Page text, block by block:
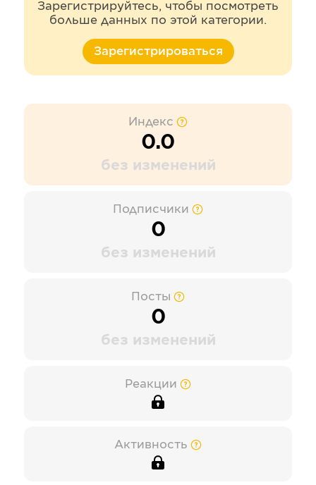
Зарегистрируйтесь, чтобы посмотреть
больше данных по этой категории.
Зарегистрироваться
Индекс
0.0
без изменений
Подписчики
0
без изменений
Посты
0
без изменений
Реакции
Активность